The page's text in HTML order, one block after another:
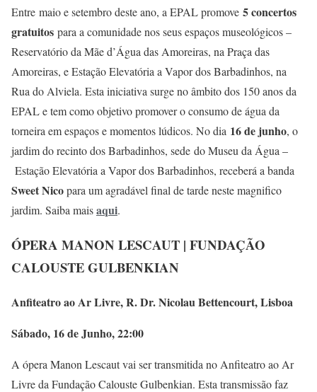
Entre maio e setembro deste ano, a EPAL promove 5 concertos
gratuitos para a comunidade nos seus espaços museológicos –
Reservatório da Mãe d’Água das Amoreiras, na Praça das
Amoreiras, e Estação Elevatória a Vapor dos Barbadinhos, na
Rua do Alviela. Esta iniciativa surge no âmbito dos 150 anos da
EPAL e tem como objetivo promover o consumo de água da
torneira em espaços e momentos lúdicos. No dia 16 de junho, o
jardim do recinto dos Barbadinhos, sede do Museu da Água –
Estação Elevatória a Vapor dos Barbadinhos, receberá a banda
Sweet Nicopara um agradável final de tarde neste magnifico
jardim. Saiba maisaqui.
ÓPERA MANON LESCAUT | FUNDAÇÃO
CALOUSTE GULBENKIAN
Anfiteatro ao Ar Livre, R. Dr. Nicolau Bettencourt, Lisboa
Sábado, 16 de Junho, 22:00
A ópera Manon Lescaut vai ser transmitida no Anfiteatro ao Ar
Livre da Fundação Calouste Gulbenkian. Esta transmissão faz